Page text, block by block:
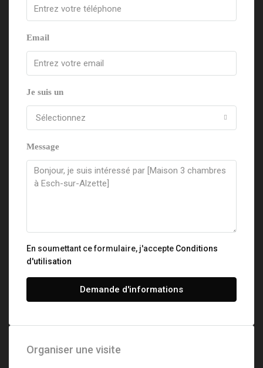
Email
Je suis un
Sélectionnez
Message
En soumettant ce formulaire, j'accepte Conditions
d'utilisation
Demande d'informations
Organiser une visite